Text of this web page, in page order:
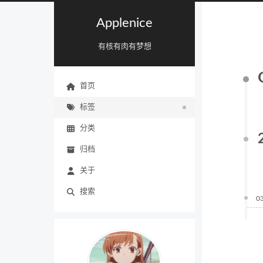
Applenice
有核有肉有梦想
首页
标签
分类
归档
关于
搜索